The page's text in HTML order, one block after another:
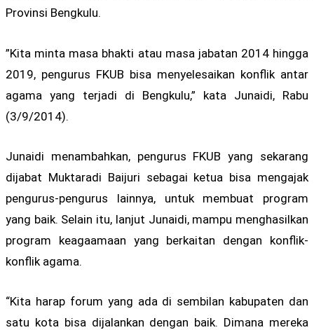
Provinsi Bengkulu.
”Kita minta masa bhakti atau masa jabatan 2014 hingga
2019, pengurus FKUB bisa menyelesaikan konflik antar
agama yang terjadi di Bengkulu,” kata Junaidi, Rabu
(3/9/2014).
Junaidi menambahkan, pengurus FKUB yang sekarang
dijabat Muktaradi Baijuri sebagai ketua bisa mengajak
pengurus-pengurus lainnya, untuk membuat program
yang baik. Selain itu, lanjut Junaidi, mampu menghasilkan
program keagaamaan yang berkaitan dengan konflik-
konflik agama.
“Kita harap forum yang ada di sembilan kabupaten dan
satu kota bisa dijalankan dengan baik. Dimana mereka